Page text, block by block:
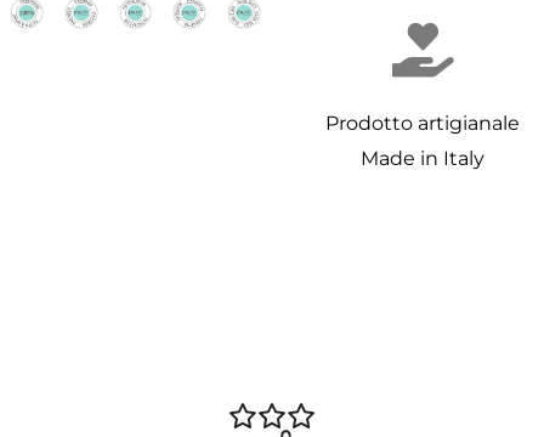
Prodotto artigianale
Made in Italy